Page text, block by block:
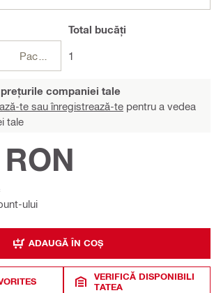
Total bucăți
1
companiei tale
te sau înregistrează-te pentru a vedea
tale
ului
ADAUGĂ ÎN COȘ
VERIFICĂ DISPONIBILI
TATEA